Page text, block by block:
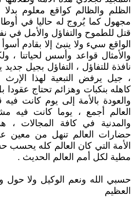
الظلم والظالم كواقع معلوم
مجهول كما يُروج له حاليا في
قتل للطموح والتفاؤل والأمل في
الواقع سيء ولا ينبئ إلا بقادم
والأمثال قواعد وأسس لحياتنا ،
نافذة للتفاؤل ، التفاؤل بجيل جديد
، جيل يرفض التبعية لهذا الإرث
كاهله بنكبات وهزائم تحتاج عقودا
والعودة بالأمة إلى يوم كانت
العالم أجمع ، يوما كانت فيه
والمدنية في كافة المجالات ،
حضارات العالم تنهل من معين
الأمة التي كان العالم كله يحسب
مطية لكل أمم العالم الحديث .
حسبي الله ونعم الوكيل ولا حول
العظيم